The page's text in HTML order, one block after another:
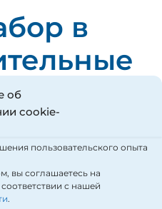
об
cookie-
пользовательского опыта
вы соглашаетесь на
с нашей
.
в
на 2023
год.
с